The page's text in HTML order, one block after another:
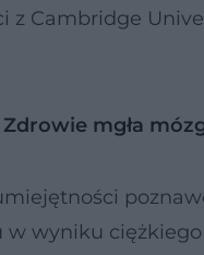
z Cambridge
mgła
wyniku